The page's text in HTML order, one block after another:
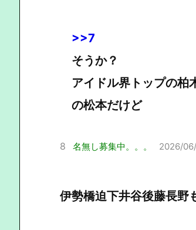
>>7
そうか？
アイドル界トップの柏
の松本だけど
8 名無し募集中。。。 2026/
伊勢橋迫下井谷後藤長野